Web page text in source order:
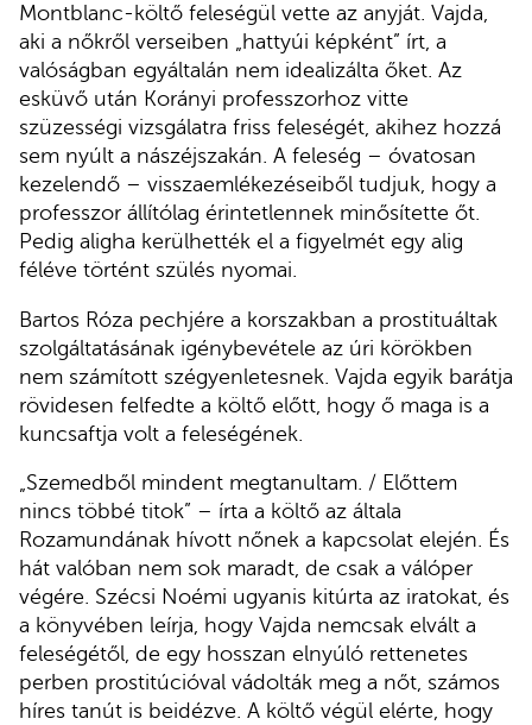
Montblanc-költő feleségül vette az anyját. Vajda,
aki a nőkről verseiben „hattyúi képként” írt, a
valóságban egyáltalán nem idealizálta őket. Az
esküvő után Korányi professzorhoz vitte
szüzességi vizsgálatra friss feleségét, akihez hozzá
sem nyúlt a nászéjszakán. A feleség – óvatosan
kezelendő – visszaemlékezéseiből tudjuk, hogy a
professzor állítólag érintetlennek minősítette őt.
Pedig aligha kerülhették el a figyelmét egy alig
féléve történt szülés nyomai.
Bartos Róza pechjére a korszakban a prostituáltak
szolgáltatásának igénybevétele az úri körökben
nem számított szégyenletesnek. Vajda egyik barátja
rövidesen felfedte a költő előtt, hogy ő maga is a
kuncsaftja volt a feleségének.
„Szemedből mindent megtanultam. / Előttem
nincs többé titok” – írta a költő az általa
Rozamundának hívott nőnek a kapcsolat elején. És
hát valóban nem sok maradt, de csak a válóper
végére. Szécsi Noémi ugyanis kitúrta az iratokat, és
a könyvében leírja, hogy Vajda nemcsak elvált a
feleségétől, de egy hosszan elnyúló rettenetes
perben prostitúcióval vádolták meg a nőt, számos
híres tanút is beidézve. A költő végül elérte, hogy